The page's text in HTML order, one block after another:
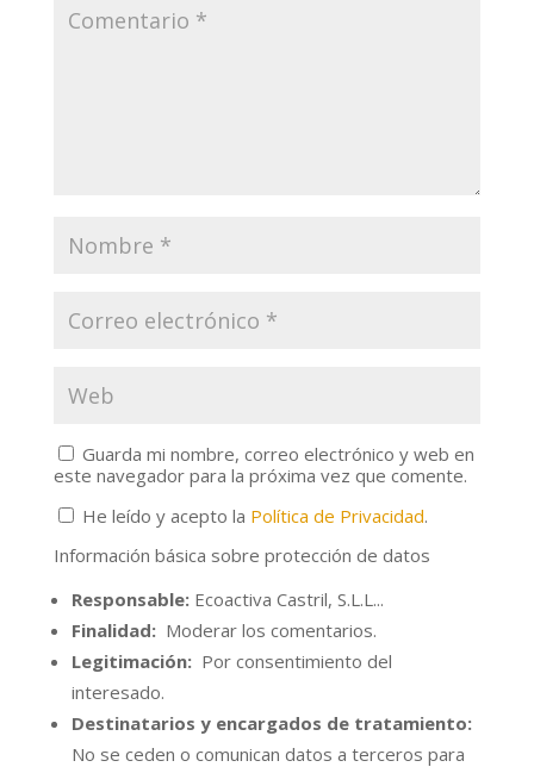
Guarda mi nombre, correo electrónico y web en
este navegador para la próxima vez que comente.
He leído y acepto la Política de Privacidad.
Información básica sobre protección de datos
Responsable:Ecoactiva Castril, S.L.L...
Finalidad:Moderar los comentarios.
Legitimación:Por consentimiento del
interesado.
Destinatarios y encargados de tratamiento:
No se ceden o comunican datos a terceros para